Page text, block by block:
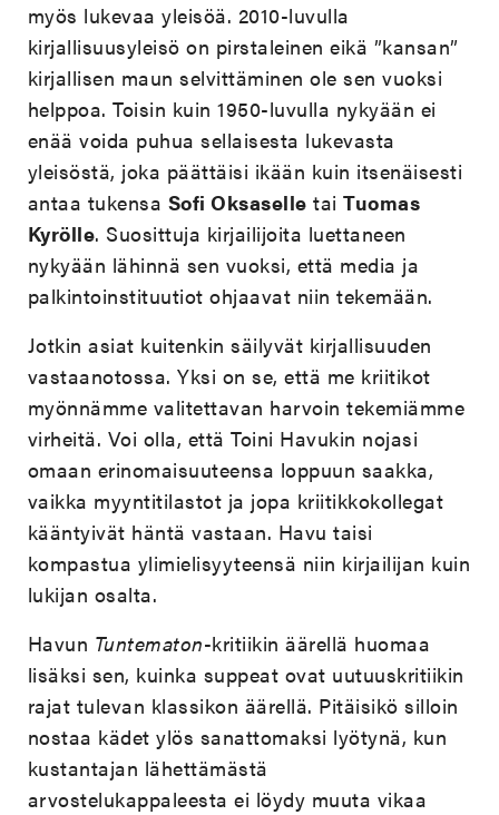
myös lukevaa yleisöä. 2010-luvulla
kirjallisuusyleisö on pirstaleinen eikä ”kansan”
kirjallisen maun selvittäminen ole sen vuoksi
helppoa. Toisin kuin 1950-luvulla nykyään ei
enää voida puhua sellaisesta lukevasta
yleisöstä, joka päättäisi ikään kuin itsenäisesti
antaa tukensa Sofi Oksaselle taiTuomas
Kyrölle. Suosittuja kirjailijoita luettaneen
nykyään lähinnä sen vuoksi, että media ja
palkintoinstituutiot ohjaavat niin tekemään.
Jotkin asiat kuitenkin säilyvät kirjallisuuden
vastaanotossa. Yksi on se, että me kriitikot
myönnämme valitettavan harvoin tekemiämme
virheitä. Voi olla, että Toini Havukin nojasi
omaan erinomaisuuteensa loppuun saakka,
vaikka myyntitilastot ja jopa kriitikkokollegat
kääntyivät häntä vastaan. Havu taisi
kompastua ylimielisyyteensä niin kirjailijan kuin
lukijan osalta.
Havun Tuntematon-kritiikin äärellä huomaa
lisäksi sen, kuinka suppeat ovat uutuuskritiikin
rajat tulevan klassikon äärellä. Pitäisikö silloin
nostaa kädet ylös sanattomaksi lyötynä, kun
kustantajan lähettämästä
arvostelukappaleesta ei löydy muuta vikaa